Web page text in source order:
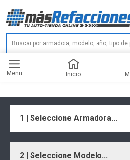
Menu Inicio
1 | Seleccione Armadora...
2 | Seleccione Modelo...